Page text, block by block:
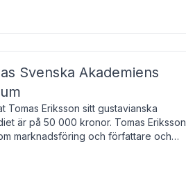
Svenska Akademiens
Tomas Eriksson sitt gustavianska
är på 50 000 kronor. Tomas Eriksson,
marknadsföring och författare och